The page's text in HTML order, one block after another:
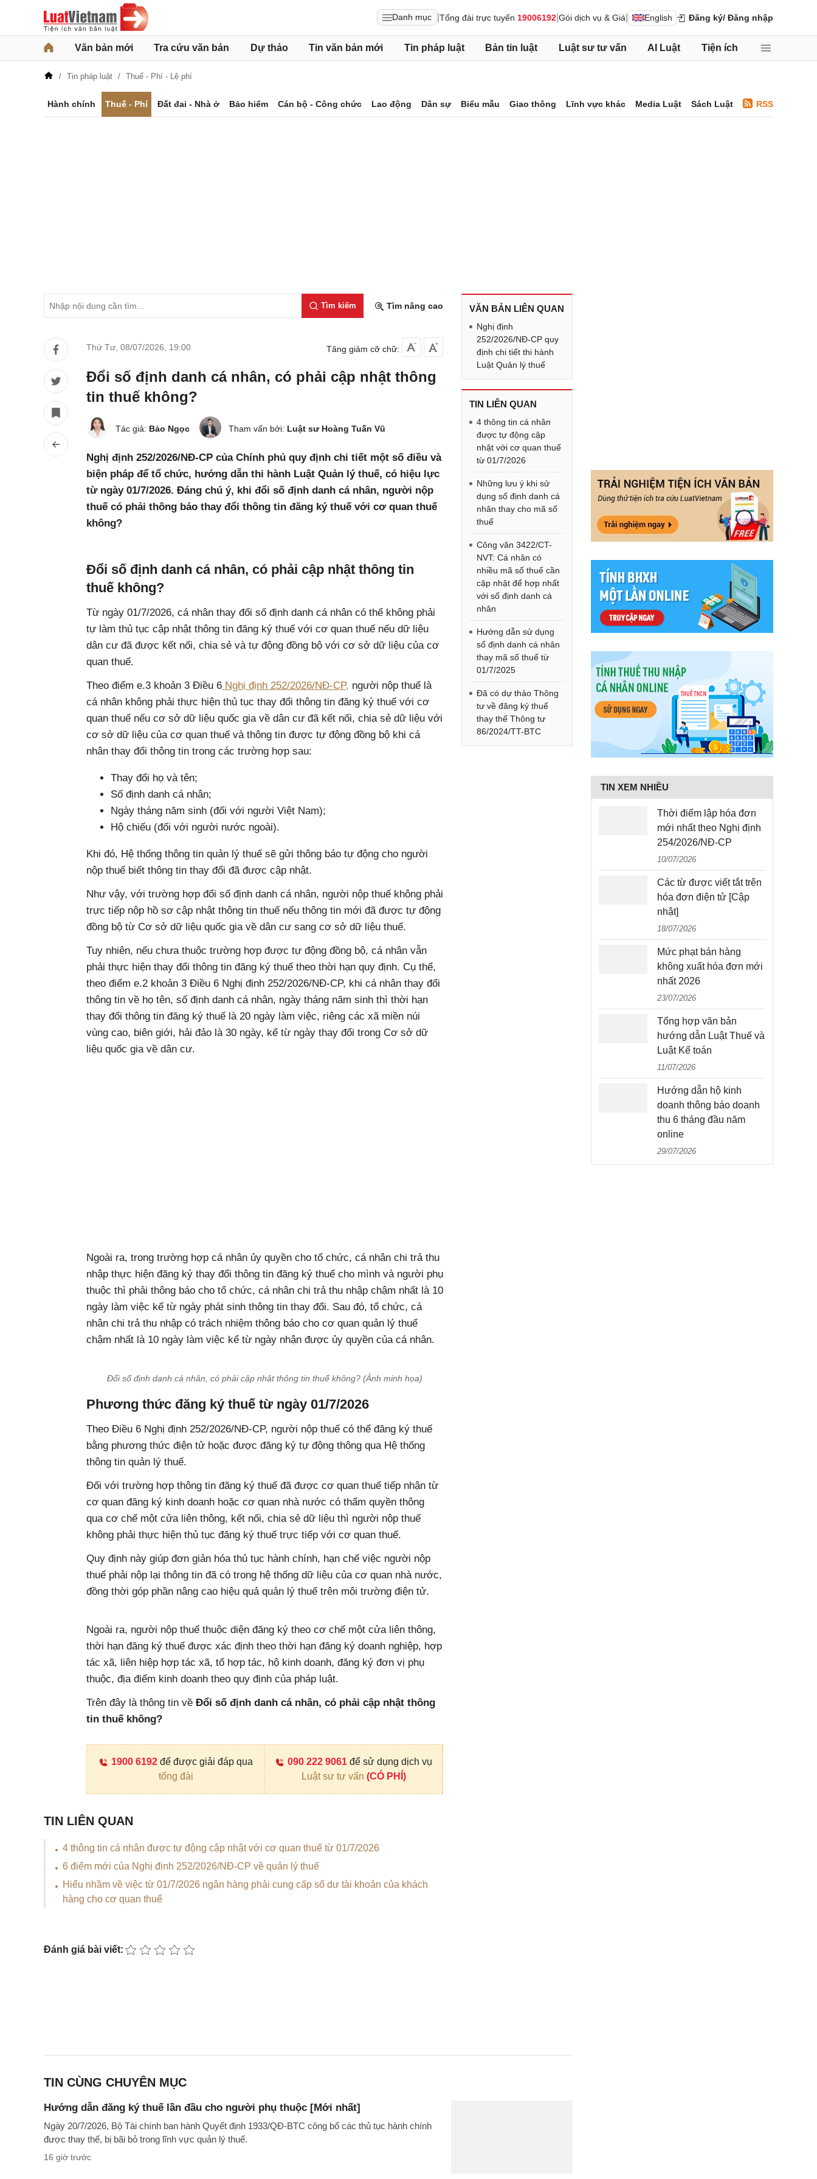
Danh mục Tổng đài trực tuyến 19006192 Gói dịch vụ & Giá English Đăng ký/ Đăng nhập
Văn bản mới Tra cứu văn bản Dự thảo Tin văn bản mới Tin pháp luật Bản tin luật Luật sư tư vấn AI Luật Tiện ích
Tin pháp luật Thuế - Phí - Lệ phí
Hành chính Thuế - Phí Đất đai - Nhà ở Bảo hiểm Cán bộ - Công chức Lao động Dân sự Biểu mẫu Giao thông Lĩnh vực khác Media Luật Sách Luật RSS
Tìm kiếm Tìm nâng cao
Thứ Tư, 08/07/2026 19:00 Tăng giảm cỡ chữ:
Đổi số định danh cá nhân, có phải cập nhật thông
tin thuế không?
Tác giả: Bảo Ngọc Tham vấn bởi: Luật sư Hoàng Tuấn Vũ
Nghị định 252/2026/NĐ-CP của Chính phủ quy định chi tiết một số điều và
biện pháp để tổ chức, hướng dẫn thi hành Luật Quản lý thuế, có hiệu lực
từ ngày 01/7/2026. Đáng chú ý, khi đổi số định danh cá nhân, người nộp
thuế có phải thông báo thay đổi thông tin đăng ký thuế với cơ quan thuế
không?
Đổi số định danh cá nhân, có phải cập nhật thông tin
thuế không?
Từ ngày 01/7/2026, cá nhân thay đổi số định danh cá nhân có thể không phải
tự làm thủ tục cập nhật thông tin đăng ký thuế với cơ quan thuế nếu dữ liệu
dân cư đã được kết nối, chia sẻ và tự động đồng bộ với cơ sở dữ liệu của cơ
quan thuế.
Theo điểm e.3 khoản 3 Điều 6 Nghị định 252/2026/NĐ-CP, người nộp thuế là
cá nhân không phải thực hiện thủ tục thay đổi thông tin đăng ký thuế với cơ
quan thuế nếu cơ sở dữ liệu quốc gia về dân cư đã kết nối, chia sẻ dữ liệu với
cơ sở dữ liệu của cơ quan thuế và thông tin được tự động đồng bộ khi cá
nhân thay đổi thông tin trong các trường hợp sau:
Thay đổi họ và tên;
Số định danh cá nhân;
Ngày tháng năm sinh (đối với người Việt Nam);
Hộ chiếu (đối với người nước ngoài).
Khi đó, Hệ thống thông tin quản lý thuế sẽ gửi thông báo tự động cho người
nộp thuế biết thông tin thay đổi đã được cập nhật.
Như vậy, với trường hợp đổi số định danh cá nhân, người nộp thuế không phải
trực tiếp nộp hồ sơ cập nhật thông tin thuế nếu thông tin mới đã được tự động
đồng bộ từ Cơ sở dữ liệu quốc gia về dân cư sang cơ sở dữ liệu thuế.
Tuy nhiên, nếu chưa thuộc trường hợp được tự động đồng bộ, cá nhân vẫn
phải thực hiện thay đổi thông tin đăng ký thuế theo thời hạn quy định. Cụ thể,
theo điểm e.2 khoản 3 Điều 6 Nghị định 252/2026/NĐ-CP, khi cá nhân thay đổi
thông tin về họ tên, số định danh cá nhân, ngày tháng năm sinh thì thời hạn
thay đổi thông tin đăng ký thuế là 20 ngày làm việc, riêng các xã miền núi
vùng cao, biên giới, hải đảo là 30 ngày, kể từ ngày thay đổi trong Cơ sở dữ
liệu quốc gia về dân cư.
Ngoài ra, trong trường hợp cá nhân ủy quyền cho tổ chức, cá nhân chi trả thu
nhập thực hiện đăng ký thay đổi thông tin đăng ký thuế cho mình và người phụ
thuộc thì phải thông báo cho tổ chức, cá nhân chi trả thu nhập chậm nhất là 10
ngày làm việc kể từ ngày phát sinh thông tin thay đổi. Sau đó, tổ chức, cá
nhân chi trả thu nhập có trách nhiệm thông báo cho cơ quan quản lý thuế
chậm nhất là 10 ngày làm việc kể từ ngày nhận được ủy quyền của cá nhân.
Đổi số định danh cá nhân, có phải cập nhật thông tin thuế không? (Ảnh minh họa)
Phương thức đăng ký thuế từ ngày 01/7/2026
Theo Điều 6 Nghị định 252/2026/NĐ-CP, người nộp thuế có thể đăng ký thuế
bằng phương thức điện tử hoặc được đăng ký tự động thông qua Hệ thống
thông tin quản lý thuế.
Đối với trường hợp thông tin đăng ký thuế đã được cơ quan thuế tiếp nhận từ
cơ quan đăng ký kinh doanh hoặc cơ quan nhà nước có thẩm quyền thông
qua cơ chế một cửa liên thông, kết nối, chia sẻ dữ liệu thì người nộp thuế
không phải thực hiện thủ tục đăng ký thuế trực tiếp với cơ quan thuế.
Quy định này giúp đơn giản hóa thủ tục hành chính, hạn chế việc người nộp
thuế phải nộp lại thông tin đã có trong hệ thống dữ liệu của cơ quan nhà nước,
đồng thời góp phần nâng cao hiệu quả quản lý thuế trên môi trường điện tử.
Ngoài ra, người nộp thuế thuộc diện đăng ký theo cơ chế một cửa liên thông,
thời hạn đăng ký thuế được xác định theo thời hạn đăng ký doanh nghiệp, hợp
tác xã, liên hiệp hợp tác xã, tổ hợp tác, hộ kinh doanh, đăng ký đơn vị phụ
thuộc, địa điểm kinh doanh theo quy định của pháp luật.
Trên đây là thông tin về Đổi số định danh cá nhân, có phải cập nhật thông
tin thuế không?
1900 6192 để được giải đáp qua
tổng đài
090 222 9061 để sử dụng dịch vụ
Luật sư tư vấn (CÓ PHÍ)
TIN LIÊN QUAN
4 thông tin cá nhân được tự động cập nhật với cơ quan thuế từ 01/7/2026
6 điểm mới của Nghị định 252/2026/NĐ-CP về quản lý thuế
Hiểu nhầm về việc từ 01/7/2026 ngân hàng phải cung cấp số dư tài khoản của khách
hàng cho cơ quan thuế
Đánh giá bài viết:
VĂN BẢN LIÊN QUAN
Nghị định
252/2026/NĐ-CP quy
định chi tiết thi hành
Luật Quản lý thuế
TIN LIÊN QUAN
4 thông tin cá nhân
được tự động cập
nhật với cơ quan thuế
từ 01/7/2026
Những lưu ý khi sử
dụng số định danh cá
nhân thay cho mã số
thuế
Công văn 3422/CT-
NVT: Cá nhân có
nhiều mã số thuế cần
cập nhật để hợp nhất
với số định danh cá
nhân
Hướng dẫn sử dụng
số định danh cá nhân
thay mã số thuế từ
01/7/2025
Đã có dự thảo Thông
tư về đăng ký thuế
thay thế Thông tư
86/2024/TT-BTC
TIN CÙNG CHUYÊN MỤC
Hướng dẫn đăng ký thuế lần đầu cho người phụ thuộc [Mới nhất]
Ngày 20/7/2026, Bộ Tài chính ban hành Quyết định 1933/QĐ-BTC công bố các thủ tục hành chính
được thay thế, bị bãi bỏ trong lĩnh vực quản lý thuế.
16 giờ trước
TIN XEM NHIỀU
Thời điểm lập hóa đơn
mới nhất theo Nghị định
254/2026/NĐ-CP
10/07/2026
Các từ được viết tắt trên
hóa đơn điện tử [Cập
nhật]
18/07/2026
Mức phạt bán hàng
không xuất hóa đơn mới
nhất 2026
23/07/2026
Tổng hợp văn bản
hướng dẫn Luật Thuế và
Luật Kế toán
11/07/2026
Hướng dẫn hộ kinh
doanh thông báo doanh
thu 6 tháng đầu năm
online
29/07/2026